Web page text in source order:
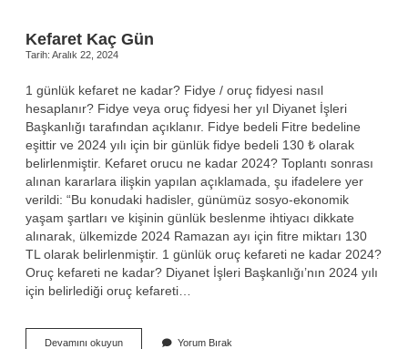
Kefaret Kaç Gün
Tarih: Aralık 22, 2024
1 günlük kefaret ne kadar? Fidye / oruç fidyesi nasıl
hesaplanır? Fidye veya oruç fidyesi her yıl Diyanet İşleri
Başkanlığı tarafından açıklanır. Fidye bedeli Fitre bedeline
eşittir ve 2024 yılı için bir günlük fidye bedeli 130 ₺ olarak
belirlenmiştir. Kefaret orucu ne kadar 2024? Toplantı sonrası
alınan kararlara ilişkin yapılan açıklamada, şu ifadelere yer
verildi: “Bu konudaki hadisler, günümüz sosyo-ekonomik
yaşam şartları ve kişinin günlük beslenme ihtiyacı dikkate
alınarak, ülkemizde 2024 Ramazan ayı için fitre miktarı 130
TL olarak belirlenmiştir. 1 günlük oruç kefareti ne kadar 2024?
Oruç kefareti ne kadar? Diyanet İşleri Başkanlığı’nın 2024 yılı
için belirlediği oruç kefareti…
Devamını okuyunKefaret
Yorum Bırak